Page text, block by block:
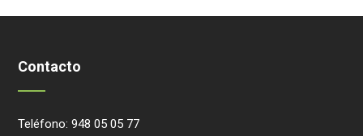
Contacto
Teléfono: 948 05 05 77